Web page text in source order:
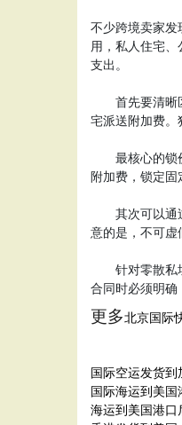
不少跨境卖家发
用，私人住宅
支出。
首先要清晰区
宅派送附加费。
最核心的锁价
附加费，锁定
其次可以通过
意的是，不可虚
针对零散私址
合同时必须明确
更多北京国际
国际空运发货到
国际海运到美
海运到美国港口